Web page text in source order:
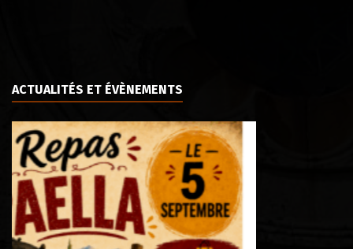
ACTUALITÉS ET ÉVÈNEMENTS